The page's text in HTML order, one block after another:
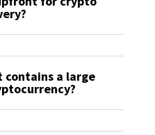
a large